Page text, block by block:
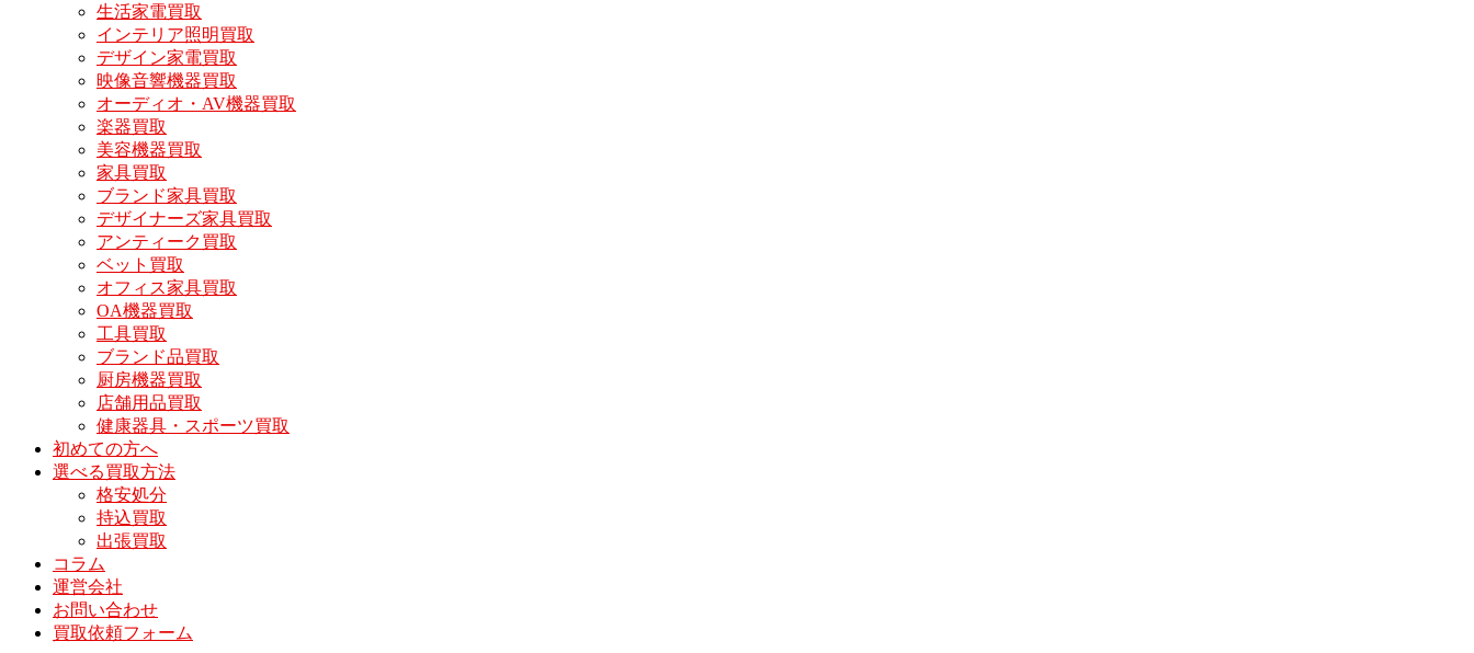
生活家電買取
インテリア照明買取
デザイン家電買取
映像音響機器買取
オーディオ・AV機器買取
楽器買取
美容機器買取
家具買取
ブランド家具買取
デザイナーズ家具買取
アンティーク買取
ベット買取
オフィス家具買取
OA機器買取
工具買取
ブランド品買取
厨房機器買取
店舗用品買取
健康器具・スポーツ買取
初めての方へ
選べる買取方法
格安処分
持込買取
出張買取
コラム
運営会社
お問い合わせ
買取依頼フォーム